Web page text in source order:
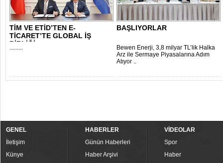
TİM VE ETİD’TEN E-
TİCARET’TE GLOBAL İŞ
BİRLİĞİ
.........
BAŞLIYORLAR
Bewen Enerji, 3,8 milyar TL’lik Halka
Arz ile Sermaye Piyasalarına Adım
Atıyor ..
GENEL
İletişim
Künye
HABERLER
Günün Haberleri
Haber Arşivi
VİDEOLAR
Spor
Haber